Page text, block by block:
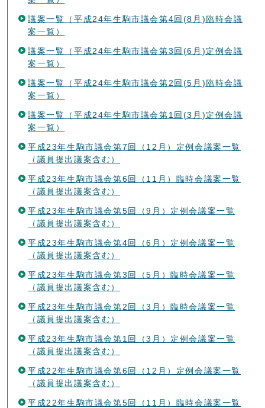
議案一覧（平成24年生駒市議会第4回(8月)臨時会議
案一覧）
議案一覧（平成24年生駒市議会第3回(6月)定例会議
案一覧）
議案一覧（平成24年生駒市議会第2回(5月)臨時会議
案一覧）
議案一覧（平成24年生駒市議会第1回(3月)定例会議
案一覧）
平成23年生駒市議会第7回（12月）定例会議案一覧
（議員提出議案含む）
平成23年生駒市議会第6回（11月）臨時会議案一覧
（議員提出議案含む）
平成23年生駒市議会第5回（9月）定例会議案一覧
（議員提出議案含む）
平成23年生駒市議会第4回（6月）定例会議案一覧
（議員提出議案含む）
平成23年生駒市議会第3回（5月）臨時会議案一覧
（議員提出議案含む）
平成23年生駒市議会第2回（3月）臨時会議案一覧
（議員提出議案含む）
平成23年生駒市議会第1回（3月）定例会議案一覧
（議員提出議案含む）
平成22年生駒市議会第6回（12月）定例会議案一覧
（議員提出議案含む）
平成22年生駒市議会第5回（11月）臨時会議案一覧